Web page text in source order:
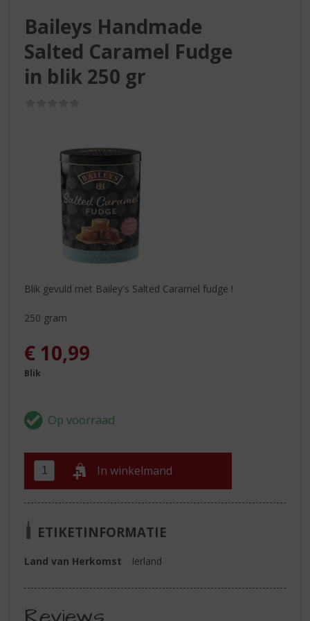
Baileys Handmade
Salted Caramel Fudge
in blik 250 gr
Blik gevuld met Bailey's Salted Caramel fudge !
250 gram
€ 10,99
Blik
In winkelmand
ETIKETINFORMATIE
Land van Herkomst Ierland